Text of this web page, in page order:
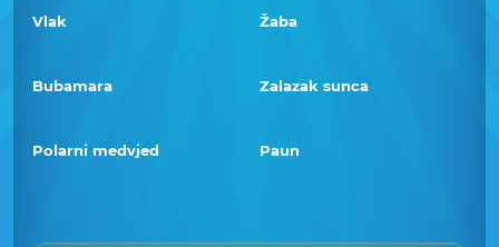
Vlak Žaba
Bubamara Zalazak sunca
Polarni medvjed Paun